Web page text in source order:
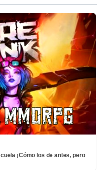
¡Cómo los de antes, pero